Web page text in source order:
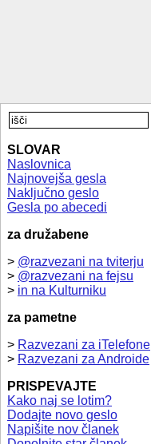
SLOVAR
Naslovnica
Najnovejša gesla
Naključno geslo
Gesla po abecedi
za družabene
> @razvezani na tviterju
> @razvezani na fejsu
> in na Kulturniku
za pametne
> Razvezani za iTelefone
> Razvezani za Androide
PRISPEVAJTE
Kako naj se lotim?
Dodajte novo geslo
Napišite nov članek